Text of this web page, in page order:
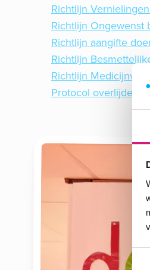
Richtlijn
Richtlijn Ongewenst
Richtlijn aangifte
Richtlijn
Richtlijn
Protocol overlijden